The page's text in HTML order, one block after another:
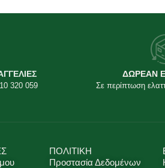
320 059
ΔΩΡΕΑΝ
Σε περίπτωση
ΠΟΛΙΤΙΚΗ
Προστασία Δεδομένων